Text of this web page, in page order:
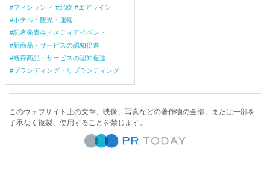
フィンランド
北欧
エアライン
ホテル・観光・運輸
記者発表会／メディアイベント
新商品・サービスの認知促進
既存商品・サービスの認知促進
ブランディング・リブランディング
このウェブサイト上の文章、映像、写真などの著作物の全部、または一部を
了承なく複製、使用することを禁じます。